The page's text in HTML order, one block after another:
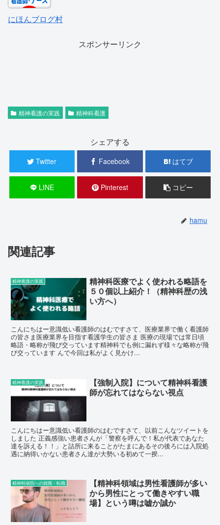
にほんブログ村
スポンサーリンク
精神看護の実践 精神科看護
シェアする
Twitter Facebook はてブ
LINE Pinterest コピー
hamu
関連記事
精神看護の実践
精神科医療でよく使われる略語を
５０個以上紹介！（精神科歴の浅
い方へ）
こんにちはー意識低い看護師のはむですさて、医療業界で働く看護師
の皆さま医療業界を目指す看護学生の皆さま 医療の現場では常日頃
略語・略称が飛び交っています精神科でも例に漏れず様々な略称が飛
び交っています んで今回は私がよく見かけ...
精神看護の実践
【強制入院】について精神科看護
師が忘れてはならない視点
こんにちはー意識低い看護師のはむですさて、以前こんなツイートを
しました 正義感強い患者さんが「警察を呼んで！私が代表であなた
達を訴える！！」と詰所に来ることがたまにあるその後ろには入院処
遇に納得いかない患者さん達が大勢いる初めて一揆...
精神科病院への就職・転職
【精神科領域は男性看護師が多い
から男性にとって働きやすい職
場】という噂は嘘か誠か